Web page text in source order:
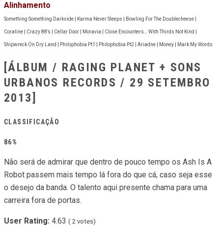
Alinhamento
Something Something Darkside | Karma Never Sleeps | Bowling For The Doublecheese |
Coraline | Crazy 88’s | Cellar Door | Moravia | Close Encounters… With Thirds Not Kind |
Shipwreck On Dry Land | Philophobia Pt1 | Philophobia Pt2 | Ariadne | Money | Mark My Words
[ÁLBUM / RAGING PLANET + SONS
URBANOS RECORDS / 29 SETEMBRO
2013]
CLASSIFICAÇÃO
86%
Não será de admirar que dentro de pouco tempo os Ash Is A
Robot passem mais tempo lá fora do que cá, caso seja esse
o desejo da banda. O talento aqui presente chama para uma
carreira fora de portas.
User Rating: 4.63 ( 2 votes)